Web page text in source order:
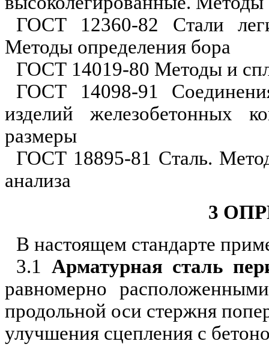
ГОСТ 12360-82 Стали
Методы определения бора
ГОСТ 14019-80 Методы и
ГОСТ 14098-91
изделий железобетонных
размеры
ГОСТ 18895-81 Сталь. Метод
анализа
3
В настоящем стандарте
3.1
Арматурная сталь
равномерно
продольной оси стержня
улучшения сцепления с